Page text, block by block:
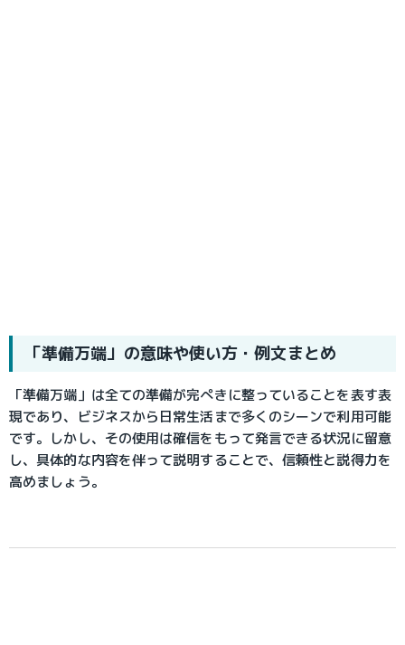
「準備万端」の意味や使い方・例文まとめ
「準備万端」は全ての準備が完ぺきに整っていることを表す表
現であり、ビジネスから日常生活まで多くのシーンで利用可能
です。しかし、その使用は確信をもって発言できる状況に留意
し、具体的な内容を伴って説明することで、信頼性と説得力を
高めましょう。